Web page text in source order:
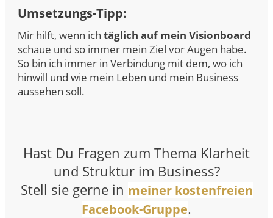
Umsetzungs-Tipp:
Mir hilft, wenn ich täglich auf mein Visionboard
schaue und so immer mein Ziel vor Augen habe.
So bin ich immer in Verbindung mit dem, wo ich
hinwill und wie mein Leben und mein Business
aussehen soll.
Hast Du Fragen zum Thema Klarheit
und Struktur im Business?
Stell sie gerne in meiner kostenfreien
Facebook-Gruppe.